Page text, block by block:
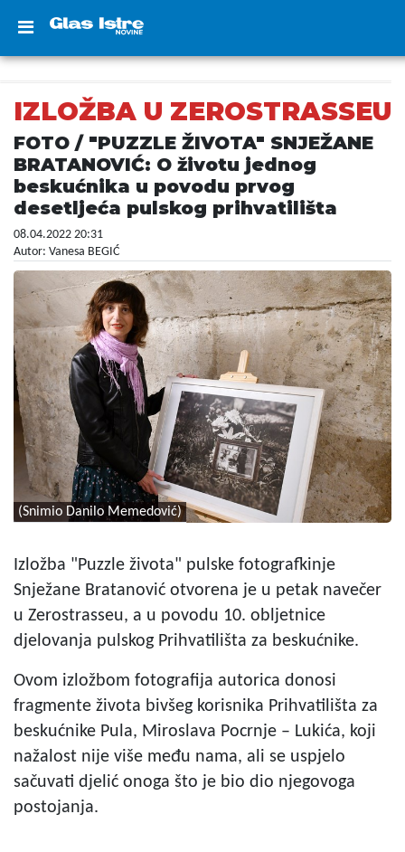
IZLOŽBA U ZEROSTRASSEU
FOTO / "PUZZLE ŽIVOTA" SNJEŽANE
BRATANOVIĆ: O životu jednog
beskućnika u povodu prvog
desetljeća pulskog prihvatilišta
08.04.2022 20:31
Autor: Vanesa BEGIĆ
(Snimio Danilo Memedović)
Izložba "Puzzle života" pulske fotografkinje
Snježane Bratanović otvorena je u petak navečer
u Zerostrasseu, a u povodu 10. obljetnice
djelovanja pulskog Prihvatilišta za beskućnike.
Ovom izložbom fotografija autorica donosi
fragmente života bivšeg korisnika Prihvatilišta za
beskućnike Pula, Miroslava Pocrnje – Lukića, koji
nažalost nije više među nama, ali se uspjelo
sačuvati djelić onoga što je bio dio njegovoga
postojanja.